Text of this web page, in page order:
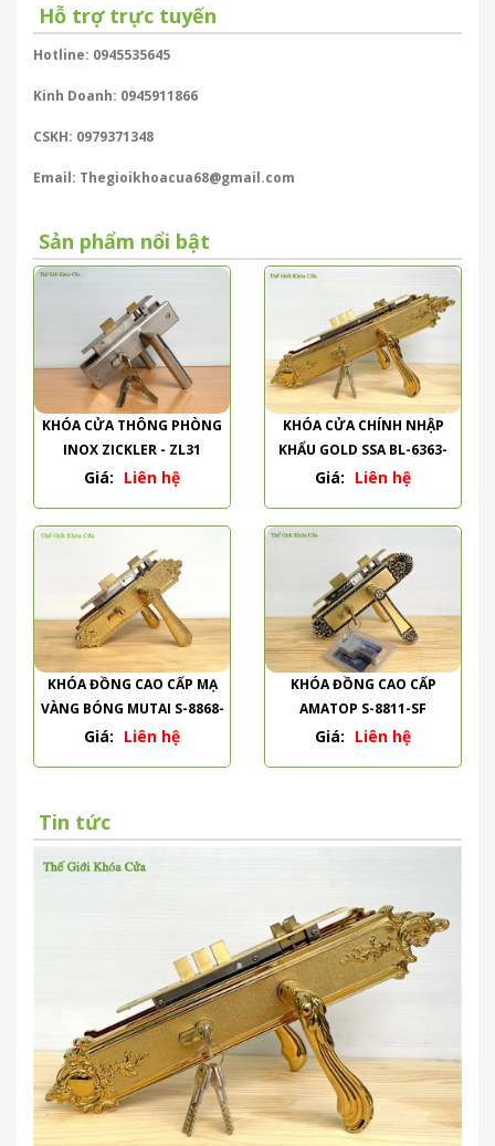
Hỗ trợ trực tuyến
Hotline: 0945535645
Kinh Doanh: 0945911866
CSKH: 0979371348
Email: Thegioikhoacua68@gmail.com
Sản phẩm nổi bật
KHÓA CỬA THÔNG PHÒNG
INOX ZICKLER - ZL31
Giá: Liên hệ
KHÓA CỬA CHÍNH NHẬP
KHẨU GOLD SSA BL-6363-
PVD
Giá: Liên hệ
KHÓA ĐỒNG CAO CẤP MẠ
VÀNG BÓNG MUTAI S-8868-
PVD
Giá: Liên hệ
KHÓA ĐỒNG CAO CẤP
AMATOP S-8811-SF
Giá: Liên hệ
Tin tức